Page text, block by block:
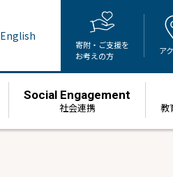
English
寄附・ご支援を
お考えの方
ア
Social Engagement
社会連携 教